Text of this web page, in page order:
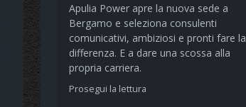
Apulia Power apre la nuova sede a
Bergamo e seleziona consulenti
comunicativi, ambiziosi e pronti fare la
differenza. E a dare una scossa alla
propria carriera.
Prosegui la lettura